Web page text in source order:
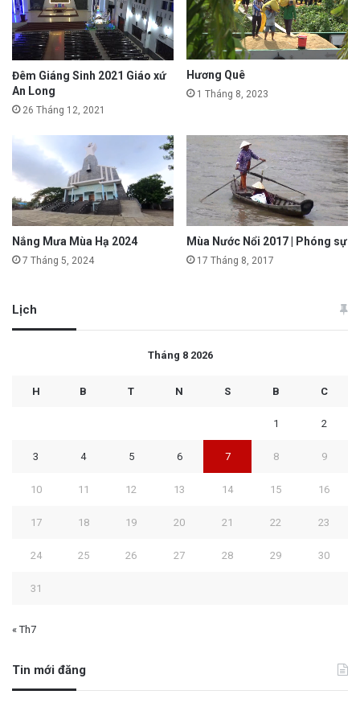
Đêm Giáng Sinh 2021 Giáo xứ
An Long
26 Tháng 12, 2021
Hương Quê
1 Tháng 8, 2023
Nắng Mưa Mùa Hạ 2024
7 Tháng 5, 2024
Mùa Nước Nổi 2017 | Phóng sự
17 Tháng 8, 2017
Lịch
Tháng 8 2026
H B T N S B C
1 2
3 4 5 6 7 8 9
10 11 12 13 14 15 16
17 18 19 20 21 22 23
24 25 26 27 28 29 30
31
« Th7
Tin mới đăng